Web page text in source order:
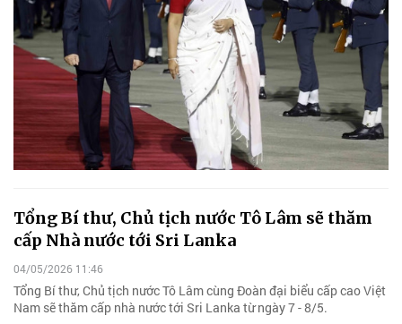
Tổng Bí thư, Chủ tịch nước Tô Lâm sẽ thăm
cấp Nhà nước tới Sri Lanka
04/05/2026 11:46
Tổng Bí thư, Chủ tịch nước Tô Lâm cùng Đoàn đại biểu cấp cao Việt
Nam sẽ thăm cấp nhà nước tới Sri Lanka từ ngày 7 - 8/5.